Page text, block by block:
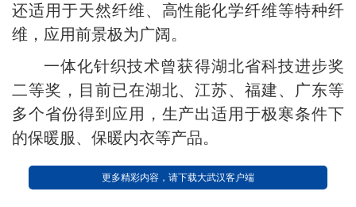
还适用于天然纤维、高性能化学纤维等特种纤
维，应用前景极为广阔。
一体化针织技术曾获得湖北省科技进步奖
二等奖，目前已在湖北、江苏、福建、广东等
多个省份得到应用，生产出适用于极寒条件下
的保暖服、保暖内衣等产品。
更多精彩内容，请下载大武汉客户端